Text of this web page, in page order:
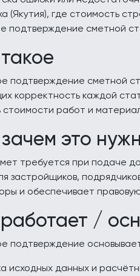
(Якутия), где стоимость
подтверждение сметной
подтверждение сметной
корректность каждой
стоимости работ и
это
требуется при подаче
застройщиков,
и обеспечивает
/
подтверждение
исходных данных и